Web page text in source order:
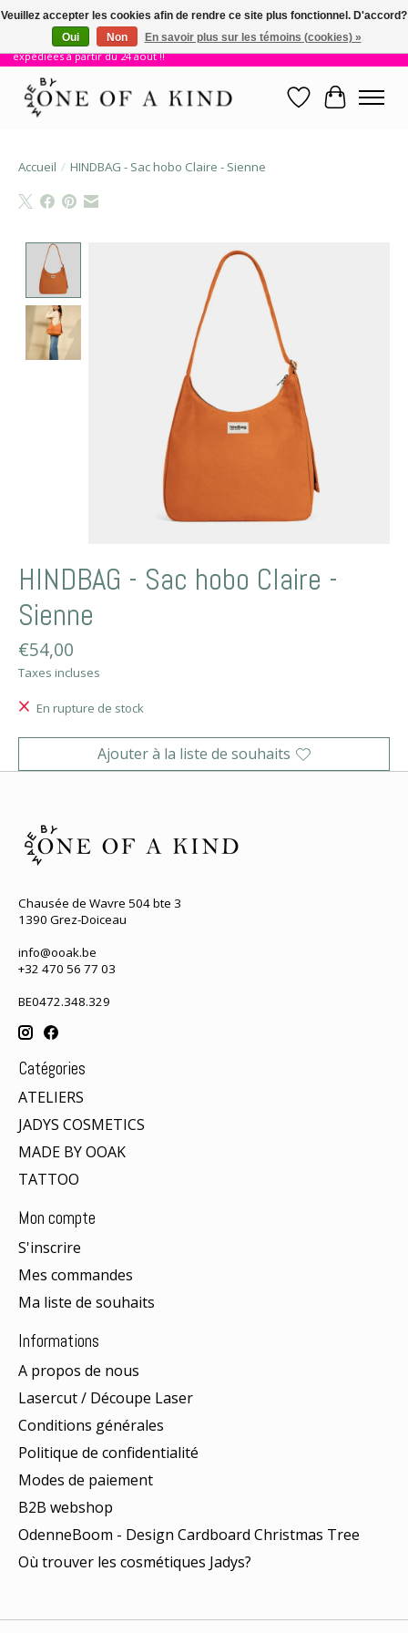
!! Nous sommes en vacances jusqu'au 23 août. Les commandes seront
expédiées à partir du 24 août !!
Liste dePanier
Accueil / HINDBAG - Sac hobo Claire - Sienne
Product image slideshow Items
HINDBAG - Sac hobo Claire -
Sienne
€54,00
Taxes incluses
En rupture de stock
Ajouter à la liste de souhaits
Chausée de Wavre 504 bte 3
1390 Grez-Doiceau
info@ooak.be
+32 470 56 77 03
BE0472.348.329
Catégories
ATELIERS
JADYS COSMETICS
MADE BY OOAK
TATTOO
Mon compte
S'inscrire
Mes commandes
Ma liste de souhaits
Informations
A propos de nous
Lasercut / Découpe Laser
Conditions générales
Politique de confidentialité
Modes de paiement
B2B webshop
OdenneBoom - Design Cardboard Christmas Tree
Où trouver les cosmétiques Jadys?
Veuillez accepter les cookies afin de rendre ce site plus fonctionnel. D'accord?
Oui
Non En savoir plus sur les témoins (cookies) »